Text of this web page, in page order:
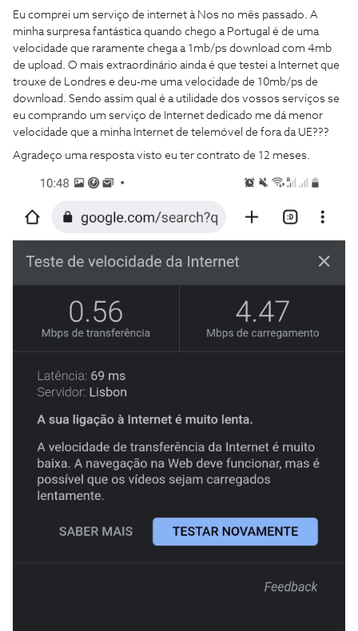
Eu comprei um serviço de internet à Nos no mês passado. A
minha surpresa fantástica quando chego a Portugal é de uma
velocidade que raramente chega a 1mb/ps download com 4mb
de upload. O mais extraordinário ainda é que testei a Internet que
trouxe de Londres e deu-me uma velocidade de 10mb/ps de
download. Sendo assim qual é a utilidade dos vossos serviços se
eu comprando um serviço de Internet dedicado me dá menor
velocidade que a minha Internet de telemóvel de fora da UE???
Agradeço uma resposta visto eu ter contrato de 12 meses.